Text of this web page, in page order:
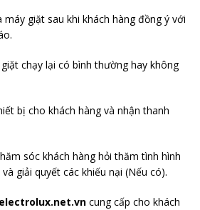
máy giặt sau khi khách hàng đồng ý với
chạy lại có bình thường hay không
bị cho khách hàng và nhận thanh
sóc khách hàng hỏi thăm tình hình
giải quyết các khiếu nại (Nếu có).
cung cấp cho khách